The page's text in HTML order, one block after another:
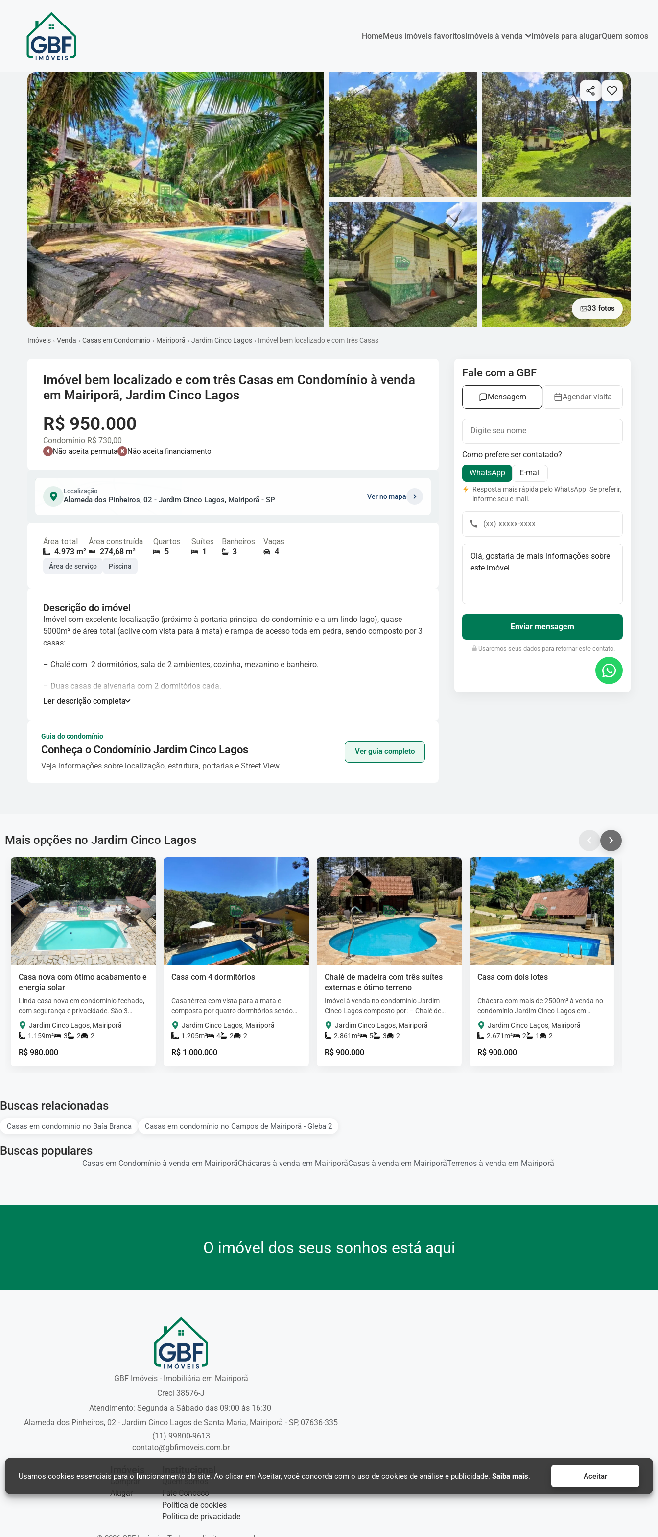
Usamos cookies essenciais para o funcionamento do site. Ao clicar em Aceitar, você concorda com o uso de cookies de análise e publicidade. Saiba mais. Aceitar
HomeMeus imóveis favoritosImóveis à venda Imóveis para alugarQuem somos
33 fotos
Imóveis Venda Casas em Condomínio Mairiporã Jardim Cinco Lagos Imóvel bem localizado e com três Casas
Imóvel bem localizado e com três Casas em Condomínio à venda
em Mairiporã, Jardim Cinco Lagos
R$ 950.000
Condomínio R$ 730,00
Não aceita permuta Não aceita financiamento
Localização
Alameda dos Pinheiros, 02 - Jardim Cinco Lagos, Mairiporã - SP Ver no mapa
Área total
4.973 m²
Área construída
274,68 m²
Quartos
5
Suítes
1
Banheiros
3
Vagas
4
Área de serviço Piscina
Descrição do imóvel
Imóvel com excelente localização (próximo à portaria principal do condomínio e a um lindo lago), quase
5000m² de área total (aclive com vista para à mata) e rampa de acesso toda em pedra, sendo composto por 3
casas:
– Chalé com 2 dormitórios, sala de 2 ambientes, cozinha, mezanino e banheiro.
– Duas casas de alvenaria com 2 dormitórios cada.
Área de lazer com piscina enorme, churrasqueira, wc social, belas plantas, vários coqueiros e amplo espaço
*Aceita imóvel como parte de pagamento
Não deixe escapar esta oportunidade. Agende sua visita!Seu novo lar em está esperando por você!
Ler descrição completa
Guia do condomínio
Conheça o Condomínio Jardim Cinco Lagos
Veja informações sobre localização, estrutura, portarias e Street View.
Ver guia completo
Fale com a GBF
Mensagem Agendar visita
Como prefere ser contatado?
WhatsApp
E-mail
Resposta mais rápida pelo WhatsApp. Se preferir,
informe seu e-mail.
Enviar mensagem
Usaremos seus dados para retornar este contato.
WhatsApp
Mais opções no Jardim Cinco Lagos
Casa nova com ótimo acabamento e
energia solar
Linda casa nova em condomínio fechado,
com segurança e privacidade. São 3
pavimentos com ambientes amplos e bem
iluminados.Garagem coberta…
Jardim Cinco Lagos, Mairiporã
1.159m²
3 2 2
R$ 980.000
Casa com 4 dormitórios
Casa térrea com vista para a mata e
composta por quatro dormitórios sendo
duas suítes, sala de dois ambientes com
lareira, mezanino…
Jardim Cinco Lagos, Mairiporã
1.205m²
4 2 2
R$ 1.000.000
Chalé de madeira com três suítes
externas e ótimo terreno
Imóvel à venda no condomínio Jardim
Cinco Lagos composto por: – Chalé de
madeira com dois dormitórios, sala,
cozinha, banheiro social…
Jardim Cinco Lagos, Mairiporã
2.861m²
5 3 2
R$ 900.000
Casa com dois lotes
Chácara com mais de 2500m² à venda no
condomínio Jardim Cinco Lagos em
Mairiporã. O imóvel é composta por duas
casas (precisa de reforma)…
Jardim Cinco Lagos, Mairiporã
2.671m²
2 1 2
R$ 900.000
Buscas relacionadas
Casas em condomínio no Baía Branca Casas em condomínio no Campos de Mairiporã - Gleba 2
Buscas populares
Casas em Condomínio à venda em MairiporãChácaras à venda em MairiporãCasas à venda em MairiporãTerrenos à venda em Mairiporã
O imóvel dos seus sonhos está aqui
GBF Imóveis - Imobiliária em Mairiporã
Creci 38576-J
Atendimento: Segunda a Sábado das 09:00 às 16:30
Alameda dos Pinheiros, 02 - Jardim Cinco Lagos de Santa Maria, Mairiporã - SP, 07636-335
(11) 99800-9613
contato@gbfimoveis.com.br
Imóveis
Comprar
Alugar
Institucional
Quem somos
Fale Conosco
Política de cookies
Política de privacidade